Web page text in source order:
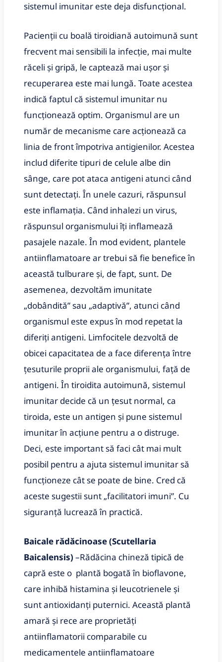
sistemul imunitar este deja disfuncțional.
Pacienții cu boală tiroidiană autoimună sunt
frecvent mai sensibili la infecție, mai multe
răceli și gripă, le captează mai ușor și
recuperarea este mai lungă. Toate acestea
indică faptul că sistemul imunitar nu
funcționează optim. Organismul are un
număr de mecanisme care acționează ca
linia de front împotriva antigienilor. Acestea
includ diferite tipuri de celule albe din
sânge, care pot ataca antigeni atunci când
sunt detectați. În unele cazuri, răspunsul
este inflamația. Când inhalezi un virus,
răspunsul organismului îți inflamează
pasajele nazale. În mod evident, plantele
antiinflamatoare ar trebui să fie benefice în
această tulburare și, de fapt, sunt. De
asemenea, dezvoltăm imunitate
„dobândită” sau „adaptivă”, atunci când
organismul este expus în mod repetat la
diferiți antigeni. Limfocitele dezvoltă de
obicei capacitatea de a face diferența între
țesuturile proprii ale organismului, față de
antigeni. În tiroidita autoimună, sistemul
imunitar decide că un țesut normal, ca
tiroida, este un antigen și pune sistemul
imunitar în acțiune pentru a o distruge.
Deci, este important să faci cât mai mult
posibil pentru a ajuta sistemul imunitar să
funcționeze cât se poate de bine. Cred că
aceste sugestii sunt „facilitatori imuni”. Cu
siguranță lucrează în practică.
Baicale rădăcinoase (Scutellaria
Baicalensis) –Rădăcina chineză tipică de
capră este o plantă bogată în bioflavone,
care inhibă histamina și leucotrienele și
sunt antioxidanți puternici. Această plantă
amară și rece are proprietăți
antiinflamatorii comparabile cu
medicamentele antiinflamatoare